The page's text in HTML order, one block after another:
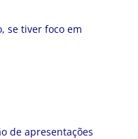
se tiver foco em
de apresentações